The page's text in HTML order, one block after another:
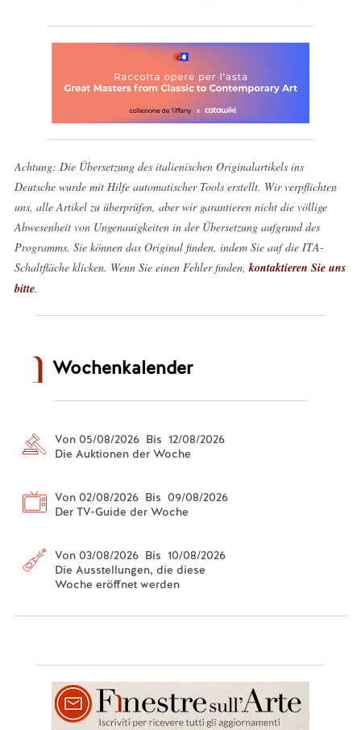
Achtung: Die Übersetzung des italienischen Originalartikels ins
Deutsche wurde mit Hilfe automatischer Tools erstellt. Wir verpflichten
uns, alle Artikel zu überprüfen, aber wir garantieren nicht die völlige
Abwesenheit von Ungenauigkeiten in der Übersetzung aufgrund des
Programms. Sie können das Original finden, indem Sie auf die ITA-
Schaltfläche klicken. Wenn Sie einen Fehler finden,kontaktieren Sie uns
bitte.
Wochenkalender
Von 05/08/2026 Bis 12/08/2026
Die Auktionen der Woche
Von 02/08/2026 Bis 09/08/2026
Der TV-Guide der Woche
Von 03/08/2026 Bis 10/08/2026
Die Ausstellungen, die diese
Woche eröffnet werden